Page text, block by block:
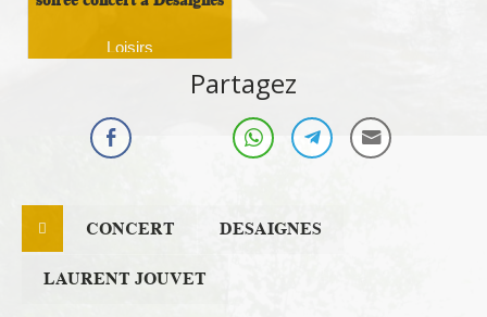
Loisirs
Partagez
CONCERT DESAIGNES
LAURENT JOUVET